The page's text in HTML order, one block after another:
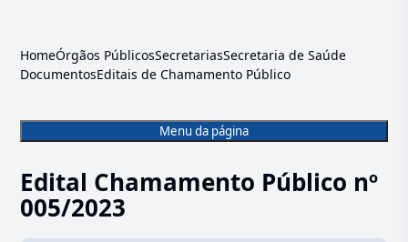
HomeÓrgãos PúblicosSecretariasSecretaria de Saúde
DocumentosEditais de Chamamento Público
Menu da página
Edital Chamamento Público nº
005/2023